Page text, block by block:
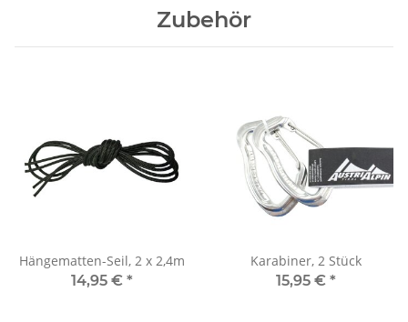
Zubehör
Hängematten-Seil, 2 x 2,4m
14,95 € *
Karabiner, 2 Stück
15,95 € *